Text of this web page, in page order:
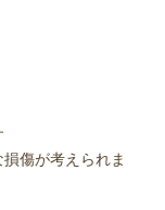
傷が考えられま